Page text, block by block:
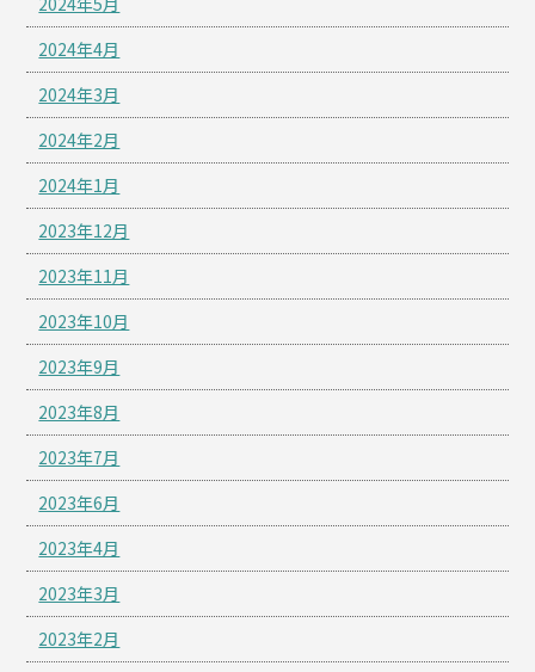
2024年4月
2024年3月
2024年2月
2024年1月
2023年12月
2023年11月
2023年10月
2023年9月
2023年8月
2023年7月
2023年6月
2023年4月
2023年3月
2023年2月